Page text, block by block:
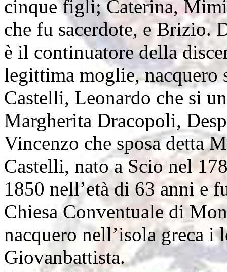
cinque figli; Caterina,
che fu sacerdote, e Brizio.
è il continuatore della
legittima moglie,
Castelli, Leonardo che si
Margherita Dracopoli,
Vincenzo che sposa detta
Castelli, nato a Scio nel
1850 nell’età di 63 anni e
Chiesa Conventuale di
nacquero nell’isola greca i
Giovanbattista.